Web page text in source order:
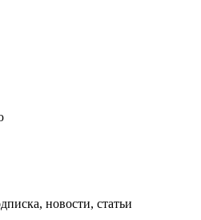
новости, статьи